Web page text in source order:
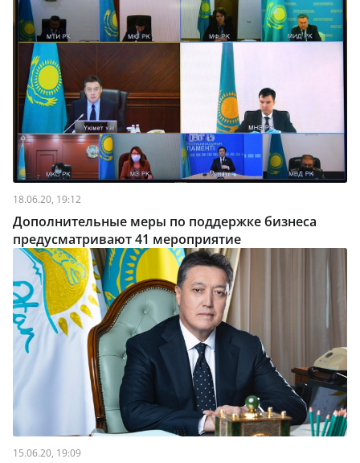
18.06.20, 19:12
Дополнительные меры по поддержке бизнеса
предусматривают 41 мероприятие
15.06.20, 19:09